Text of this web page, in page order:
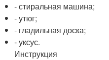
- стиральная машина;
- утюг;
- гладильная доска;
- уксус.
Инструкция